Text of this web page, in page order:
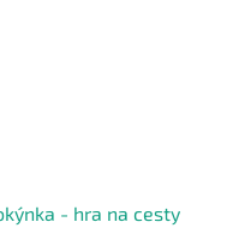
- hra na cesty